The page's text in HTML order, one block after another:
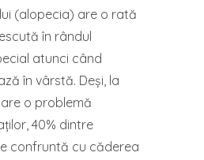
(alopecia) are o rată
în rândul
atunci când
în vârstă. Deși, la
o problemă
40% dintre
confruntă cu căderea